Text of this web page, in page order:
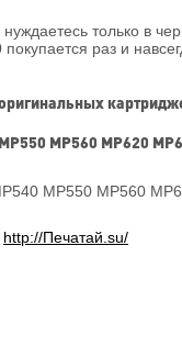
только в
раз и
MP560 MP620
MP550 MP560
http://Печатай.su/